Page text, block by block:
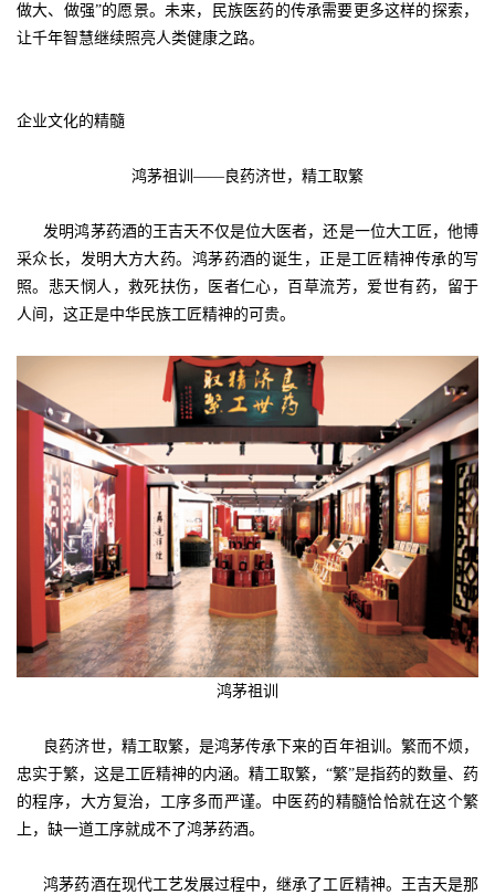
做大、做强”的愿景。未来，民族医药的传承需要更多这样的探索，
让千年智慧继续照亮人类健康之路。
企业文化的精髓
鸿茅祖训——良药济世，精工取繁
发明鸿茅药酒的王吉天不仅是位大医者，还是一位大工匠，他博
采众长，发明大方大药。鸿茅药酒的诞生，正是工匠精神传承的写
照。悲天悯人，救死扶伤，医者仁心，百草流芳，爱世有药，留于
人间，这正是中华民族工匠精神的可贵。
鸿茅祖训
良药济世，精工取繁，是鸿茅传承下来的百年祖训。繁而不烦，
忠实于繁，这是工匠精神的内涵。精工取繁，“繁”是指药的数量、药
的程序，大方复治，工序多而严谨。中医药的精髓恰恰就在这个繁
上，缺一道工序就成不了鸿茅药酒。
鸿茅药酒在现代工艺发展过程中，继承了工匠精神。王吉天是那